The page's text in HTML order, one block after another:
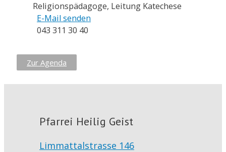
Religionspädagoge, Leitung Katechese
E-Mail senden
043 311 30 40
Zur Agenda
Pfarrei Heilig Geist
Limmattalstrasse 146